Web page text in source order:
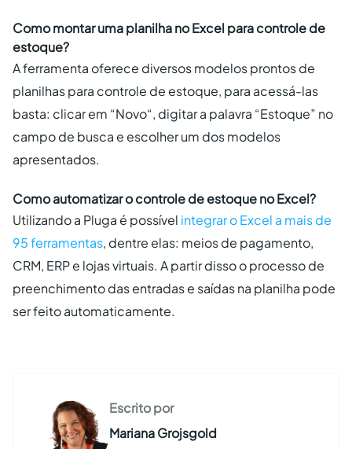
Como montar uma planilha no Excel para controle de
estoque?
A ferramenta oferece diversos modelos prontos de
planilhas para controle de estoque, para acessá-las
basta: clicar em “Novo“, digitar a palavra “Estoque” no
campo de busca e escolher um dos modelos
apresentados.
Como automatizar o controle de estoque no Excel?
Utilizando a Pluga é possível integrar o Excel a mais de
95 ferramentas, dentre elas: meios de pagamento,
CRM, ERP e lojas virtuais. A partir disso o processo de
preenchimento das entradas e saídas na planilha pode
ser feito automaticamente.
Escrito por
Mariana Grojsgold